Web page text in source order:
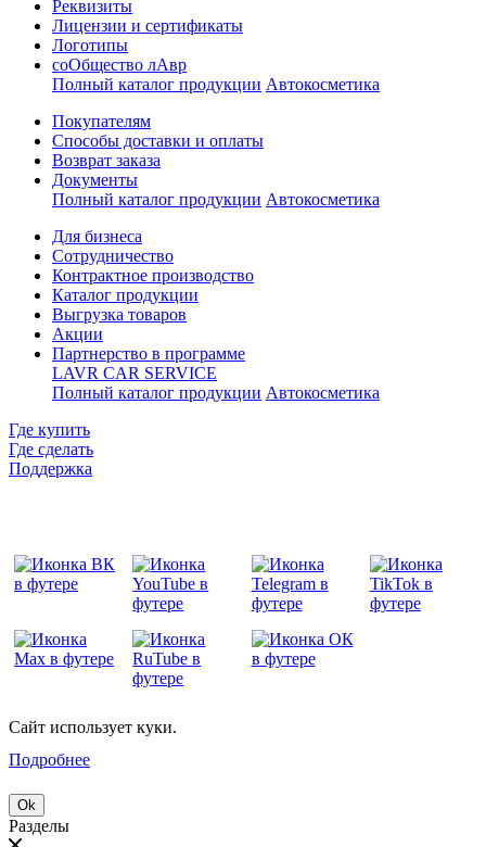
Реквизиты
Лицензии и сертификаты
Логотипы
соОбщество лАвр
Полный каталог продукции Автокосметика
Покупателям
Способы доставки и оплаты
Возврат заказа
Документы
Полный каталог продукции Автокосметика
Для бизнеса
Сотрудничество
Контрактное производcтво
Каталог продукции
Выгрузка товаров
Акции
Партнерство в программе
LAVR CAR SERVICE
Полный каталог продукции Автокосметика
Где купить
Где сделать
Поддержка
Сайт использует куки.
Подробнее
Ok
Разделы